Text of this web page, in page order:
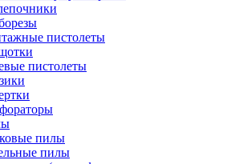
пистолеты
пистолеты
пилы
пилы